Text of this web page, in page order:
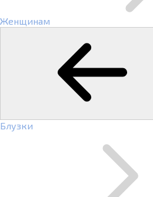
Женщинам
Блузки